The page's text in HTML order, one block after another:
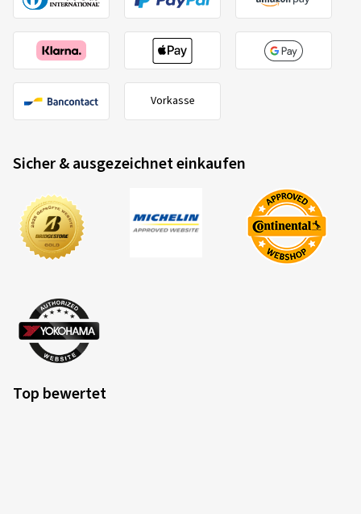
Vorkasse
Sicher & ausgezeichnet einkaufen
Top bewertet